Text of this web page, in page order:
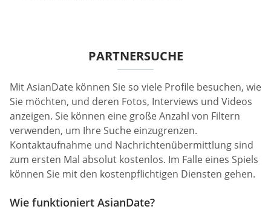
PARTNERSUCHE
Mit AsianDate können Sie so viele Profile besuchen, wie
Sie möchten, und deren Fotos, Interviews und Videos
anzeigen. Sie können eine große Anzahl von Filtern
verwenden, um Ihre Suche einzugrenzen.
Kontaktaufnahme und Nachrichtenübermittlung sind
zum ersten Mal absolut kostenlos. Im Falle eines Spiels
können Sie mit den kostenpflichtigen Diensten gehen.
Wie funktioniert AsianDate?